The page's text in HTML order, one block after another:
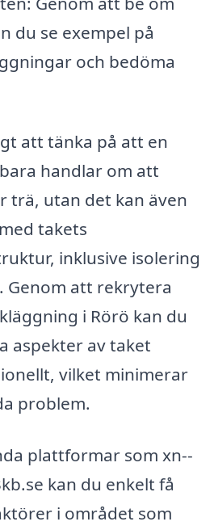
du se exempel på
och bedöma
att tänka på att en
handlar om att
trä, utan det kan även
takets
inklusive isolering
att rekrytera
i Rörö kan du
aspekter av taket
vilket minimerar
problem.
plattformar som xn--
kan du enkelt få
i området som